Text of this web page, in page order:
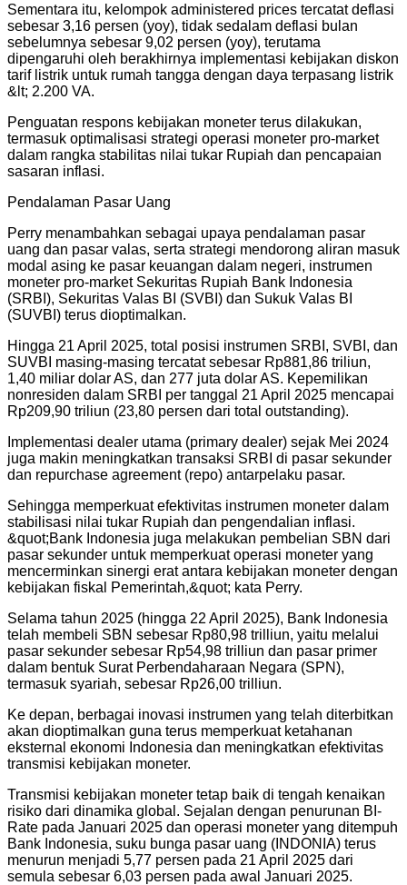
Sementara itu, kelompok administered prices tercatat deflasi
sebesar 3,16 persen (yoy), tidak sedalam deflasi bulan
sebelumnya sebesar 9,02 persen (yoy), terutama
dipengaruhi oleh berakhirnya implementasi kebijakan diskon
tarif listrik untuk rumah tangga dengan daya terpasang listrik
&lt; 2.200 VA.
Penguatan respons kebijakan moneter terus dilakukan,
termasuk optimalisasi strategi operasi moneter pro-market
dalam rangka stabilitas nilai tukar Rupiah dan pencapaian
sasaran inflasi.
Pendalaman Pasar Uang
Perry menambahkan sebagai upaya pendalaman pasar
uang dan pasar valas, serta strategi mendorong aliran masuk
modal asing ke pasar keuangan dalam negeri, instrumen
moneter pro-market Sekuritas Rupiah Bank Indonesia
(SRBI), Sekuritas Valas BI (SVBI) dan Sukuk Valas BI
(SUVBI) terus dioptimalkan.
Hingga 21 April 2025, total posisi instrumen SRBI, SVBI, dan
SUVBI masing-masing tercatat sebesar Rp881,86 triliun,
1,40 miliar dolar AS, dan 277 juta dolar AS. Kepemilikan
nonresiden dalam SRBI per tanggal 21 April 2025 mencapai
Rp209,90 triliun (23,80 persen dari total outstanding).
Implementasi dealer utama (primary dealer) sejak Mei 2024
juga makin meningkatkan transaksi SRBI di pasar sekunder
dan repurchase agreement (repo) antarpelaku pasar.
Sehingga memperkuat efektivitas instrumen moneter dalam
stabilisasi nilai tukar Rupiah dan pengendalian inflasi.
&quot;Bank Indonesia juga melakukan pembelian SBN dari
pasar sekunder untuk memperkuat operasi moneter yang
mencerminkan sinergi erat antara kebijakan moneter dengan
kebijakan fiskal Pemerintah,&quot; kata Perry.
Selama tahun 2025 (hingga 22 April 2025), Bank Indonesia
telah membeli SBN sebesar Rp80,98 trilliun, yaitu melalui
pasar sekunder sebesar Rp54,98 trilliun dan pasar primer
dalam bentuk Surat Perbendaharaan Negara (SPN),
termasuk syariah, sebesar Rp26,00 trilliun.
Ke depan, berbagai inovasi instrumen yang telah diterbitkan
akan dioptimalkan guna terus memperkuat ketahanan
eksternal ekonomi Indonesia dan meningkatkan efektivitas
transmisi kebijakan moneter.
Transmisi kebijakan moneter tetap baik di tengah kenaikan
risiko dari dinamika global. Sejalan dengan penurunan BI-
Rate pada Januari 2025 dan operasi moneter yang ditempuh
Bank Indonesia, suku bunga pasar uang (INDONIA) terus
menurun menjadi 5,77 persen pada 21 April 2025 dari
semula sebesar 6,03 persen pada awal Januari 2025.